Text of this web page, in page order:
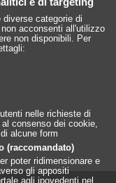
categorie di
acconsenti all'utilizzo
non disponibili. Per
nelle richieste di
consenso dei cookie,
alcune form
(raccomandato)
poter ridimensionare e
gli appositi
agli ipovedenti nel